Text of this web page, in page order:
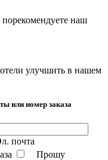
наш
улучшить в нашем
или номер заказа
почта
Прошу